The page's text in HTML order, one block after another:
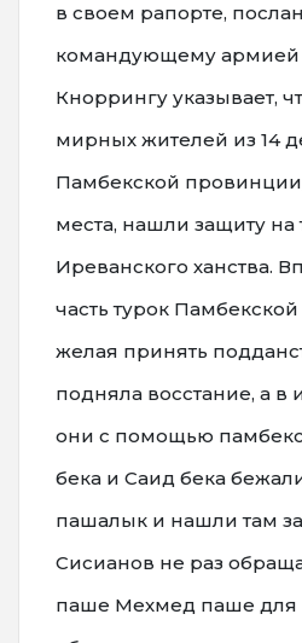
в своем рапорте,
командующему армией
Кноррингу указывает,
мирных жителей из 14
Памбекской
места, нашли защиту на
Иреванского ханства.
часть турок
желая принять
подняла восстание, а в
они с помощью
бека и Саид бека
пашалык и нашли там
Сисианов не раз
паше Мехмед паше для